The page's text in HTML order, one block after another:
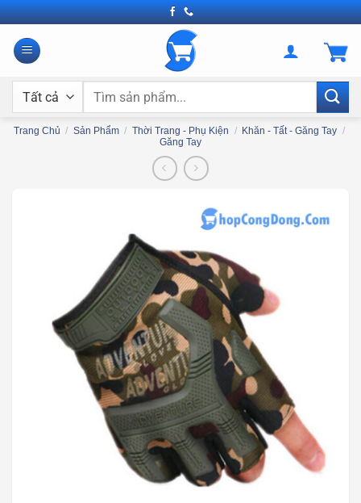
Bỏ
qua
nội
Tìm
Trang Chủ / Sản Phẩm / Thời Trang - Phụ Kiện / Khăn - Tất - Găng Tay /
Găng Tay